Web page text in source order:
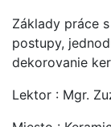
Základy práce
postupy,
dekorovanie
Lektor : Mgr.